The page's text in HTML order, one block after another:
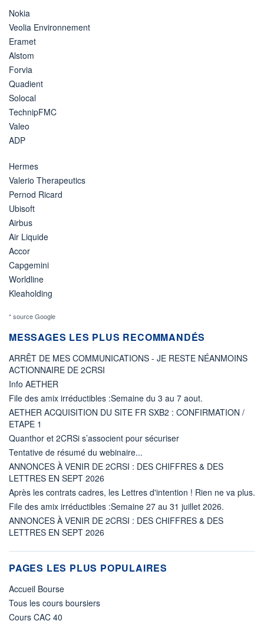
Nokia
Veolia Environnement
Eramet
Alstom
Forvia
Quadient
Solocal
TechnipFMC
Valeo
ADP
Hermes
Valerio Therapeutics
Pernod Ricard
Ubisoft
Airbus
Air Liquide
Accor
Capgemini
Worldline
Kleaholding
* source Google
MESSAGES LES PLUS RECOMMANDÉS
ARRÊT DE MES COMMUNICATIONS - JE RESTE NÉANMOINS
ACTIONNAIRE DE 2CRSI
Info AETHER
File des amix irréductibles :Semaine du 3 au 7 aout.
AETHER ACQUISITION DU SITE FR SXB2 : CONFIRMATION /
ETAPE 1
Quanthor et 2CRSi s’associent pour sécuriser
Tentative de résumé du webinaire...
ANNONCES À VENIR DE 2CRSI : DES CHIFFRES & DES
LETTRES EN SEPT 2026
Après les contrats cadres, les Lettres d'intention ! Rien ne va plus.
File des amix irréductibles :Semaine 27 au 31 juillet 2026.
ANNONCES À VENIR DE 2CRSI : DES CHIFFRES & DES
LETTRES EN SEPT 2026
PAGES LES PLUS POPULAIRES
Accueil Bourse
Tous les cours boursiers
Cours CAC 40